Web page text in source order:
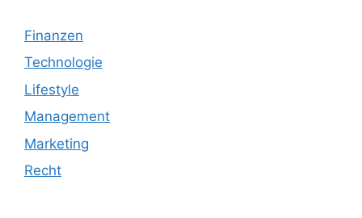
Finanzen
Technologie
Lifestyle
Management
Marketing
Recht